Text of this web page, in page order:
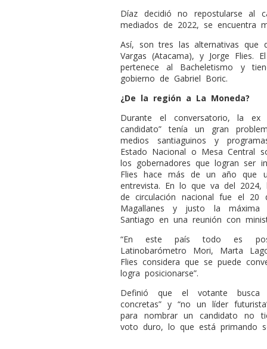
Díaz decidió no repostularse al
mediados de 2022, se encuentra
Así, son tres las alternativas que
Vargas (Atacama), y Jorge Flies.
pertenece al Bacheletismo y
gobierno de Gabriel Boric.
¿De la región a La Moneda?
Durante el conversatorio, la ex
candidato” tenía un gran
medios santiaguinos y
Estado Nacional o Mesa Central
los gobernadores que logran ser
Flies hace más de un año que
entrevista. En lo que va del
de circulación nacional fue el 20
Magallanes y justo la máxima
Santiago en una reunión con
“En este país todo es
Latinobarómetro Mori, Marta
Flies considera que se puede
logra posicionarse”.
Definió que el votante busca
concretas” y “no un líder
para nombrar un candidato no
voto duro, lo que está primando